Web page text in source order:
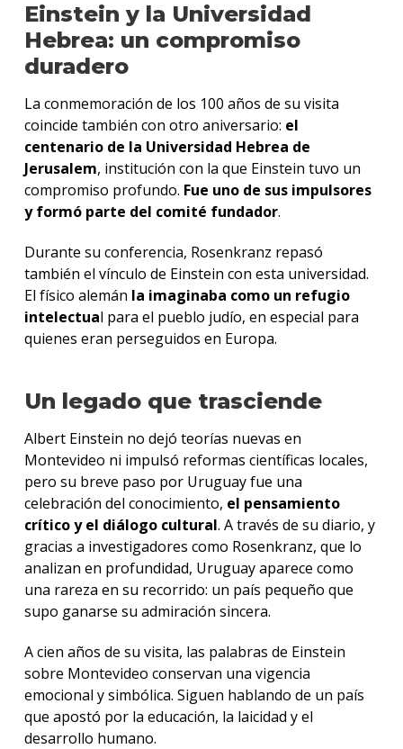
Einstein y la Universidad
Hebrea: un compromiso
duradero
La conmemoración de los 100 años de su visita
coincide también con otro aniversario: el
centenario de la Universidad Hebrea de
Jerusalem, institución con la que Einstein tuvo un
compromiso profundo. Fue uno de sus impulsores
y formó parte del comité fundador.
Durante su conferencia, Rosenkranz repasó
también el vínculo de Einstein con esta universidad.
El físico alemán la imaginaba como un refugio
intelectual para el pueblo judío, en especial para
quienes eran perseguidos en Europa.
Un legado que trasciende
Albert Einstein no dejó teorías nuevas en
Montevideo ni impulsó reformas científicas locales,
pero su breve paso por Uruguay fue una
celebración del conocimiento, el pensamiento
crítico y el diálogo cultural. A través de su diario, y
gracias a investigadores como Rosenkranz, que lo
analizan en profundidad, Uruguay aparece como
una rareza en su recorrido: un país pequeño que
supo ganarse su admiración sincera.
A cien años de su visita, las palabras de Einstein
sobre Montevideo conservan una vigencia
emocional y simbólica. Siguen hablando de un país
que apostó por la educación, la laicidad y el
desarrollo humano.